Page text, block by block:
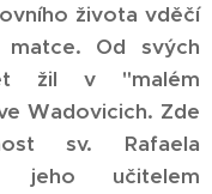
života vděčí
matce. Od svých
žil v "malém
Wadovicich. Zde
sv. Rafaela
jeho učitelem